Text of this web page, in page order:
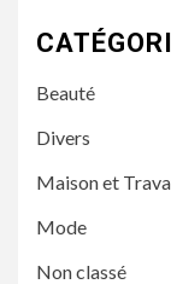
Beauté
Divers
Maison et
Mode
Non classé